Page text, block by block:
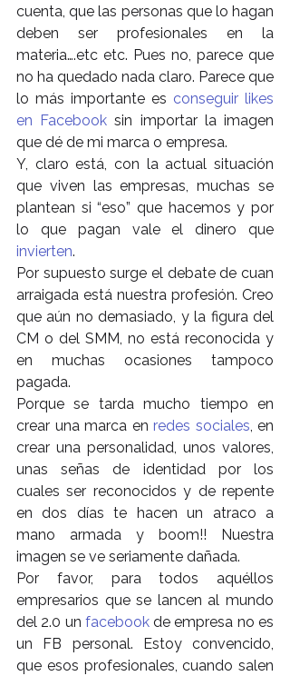
cuenta, que las personas que lo hagan
deben ser profesionales en la
materia….etc etc. Pues no, parece que
no ha quedado nada claro. Parece que
lo más importante es conseguir likes
en Facebook sin importar la imagen
que dé de mi marca o empresa.
Y, claro está, con la actual situación
que viven las empresas, muchas se
plantean si “eso” que hacemos y por
lo que pagan vale el dinero que
invierten.
Por supuesto surge el debate de cuan
arraigada está nuestra profesión. Creo
que aún no demasiado, y la figura del
CM o del SMM, no está reconocida y
en muchas ocasiones tampoco
pagada.
Porque se tarda mucho tiempo en
crear una marca en redes sociales, en
crear una personalidad, unos valores,
unas señas de identidad por los
cuales ser reconocidos y de repente
en dos días te hacen un atraco a
mano armada y boom!! Nuestra
imagen se ve seriamente dañada.
Por favor, para todos aquéllos
empresarios que se lancen al mundo
del 2.0 un facebook de empresa no es
un FB personal. Estoy convencido,
que esos profesionales, cuando salen